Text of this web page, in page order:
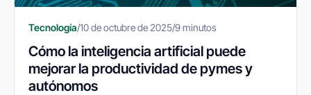
Tecnología/10 de octubre de 2025/9 minutos
Cómo la inteligencia artificial puede
mejorar la productividad de pymes y
autónomos